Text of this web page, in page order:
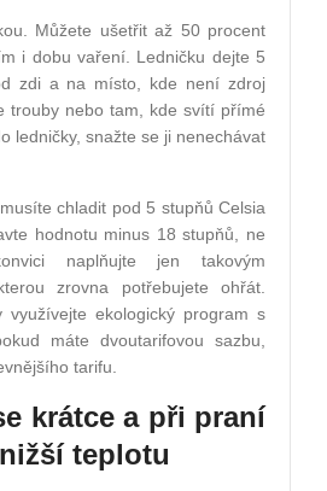
Můžete ušetřit až 50 procent
i dobu vaření. Ledničku dejte 5
zdi a na místo, kde není zdroj
trouby nebo tam, kde svítí přímé
ledničky, snažte se ji nenechávat
chladit pod 5 stupňů Celsia
hodnotu minus 18 stupňů, ne
naplňujte jen takovým
zrovna potřebujete ohřát.
využívejte ekologický program s
máte dvoutarifovou sazbu,
tarifu.
krátce a při praní
teplotu